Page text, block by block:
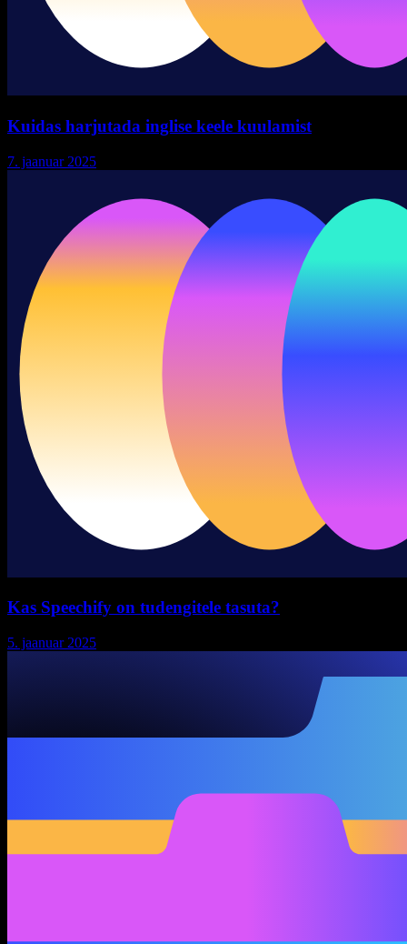
Kuidas harjutada inglise keele kuulamist
7. jaanuar 2025
Kas Speechify on tudengitele tasuta?
5. jaanuar 2025